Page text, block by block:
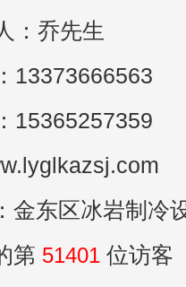
：乔先生
13373666563
15365257359
金东区冰岩制冷
第 51401 位访客